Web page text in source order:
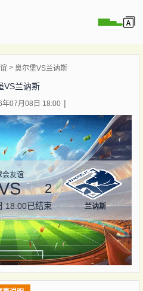
奥尔堡VS兰讷斯
VS兰讷斯
年07月08日 18:00
会友谊
2
18:00已结束 兰讷斯